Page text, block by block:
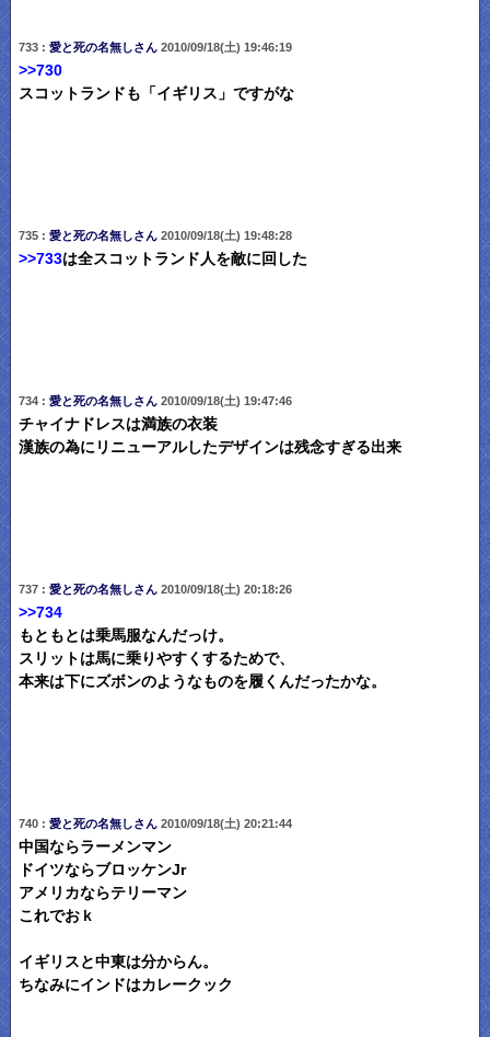
733 : 愛と死の名無しさん2010/09/18(土) 19:46:19
>>730
スコットランドも「イギリス」ですがな
735 : 愛と死の名無しさん2010/09/18(土) 19:48:28
>>733は全スコットランド人を敵に回した
734 : 愛と死の名無しさん2010/09/18(土) 19:47:46
チャイナドレスは満族の衣装
漢族の為にリニューアルしたデザインは残念すぎる出来
737 : 愛と死の名無しさん2010/09/18(土) 20:18:26
>>734
もともとは乗馬服なんだっけ。
スリットは馬に乗りやすくするためで、
本来は下にズボンのようなものを履くんだったかな。
740 : 愛と死の名無しさん2010/09/18(土) 20:21:44
中国ならラーメンマン
ドイツならブロッケンJr
アメリカならテリーマン
これでおｋ
イギリスと中東は分からん。
ちなみにインドはカレークック